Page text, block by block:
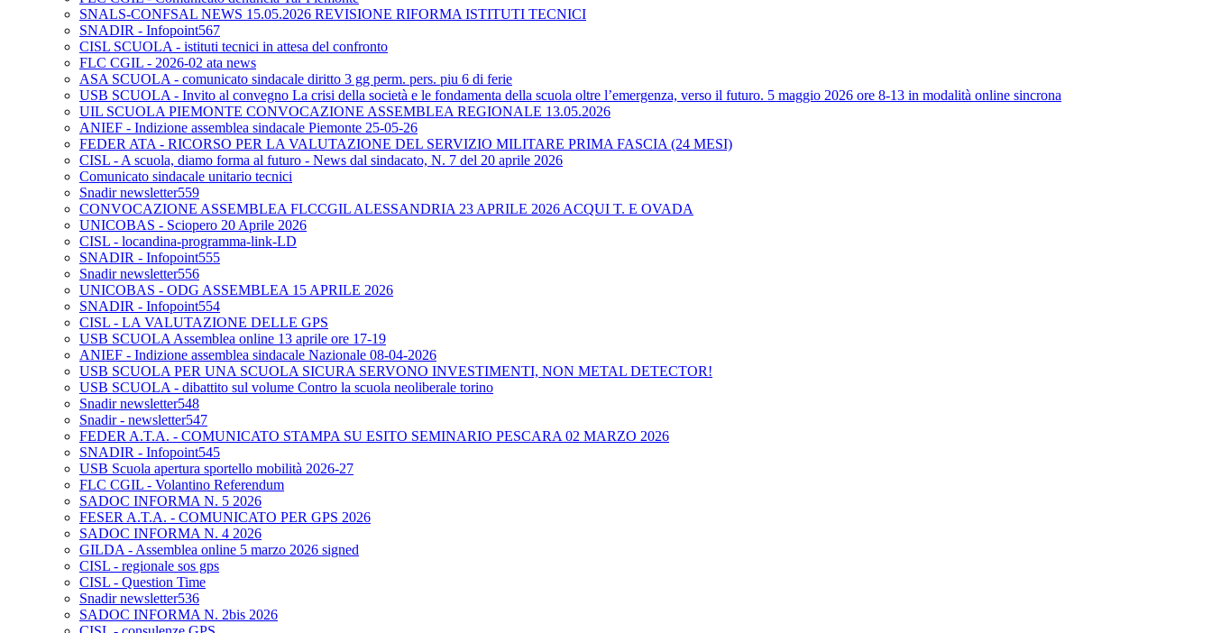
SNALS-CONFSAL NEWS 15.05.2026 REVISIONE RIFORMA ISTITUTI TECNICI
SNADIR - Infopoint567
CISL SCUOLA - istituti tecnici in attesa del confronto
FLC CGIL - 2026-02 ata news
ASA SCUOLA - comunicato sindacale diritto 3 gg perm. pers. piu 6 di ferie
USB SCUOLA - Invito al convegno La crisi della società e le fondamenta della scuola oltre l’emergenza, verso il futuro. 5 maggio 2026 ore 8-13 in modalità online sincrona
UIL SCUOLA PIEMONTE CONVOCAZIONE ASSEMBLEA REGIONALE 13.05.2026
ANIEF - Indizione assemblea sindacale Piemonte 25-05-26
FEDER ATA - RICORSO PER LA VALUTAZIONE DEL SERVIZIO MILITARE PRIMA FASCIA (24 MESI)
CISL - A scuola, diamo forma al futuro - News dal sindacato, N. 7 del 20 aprile 2026
Comunicato sindacale unitario tecnici
Snadir newsletter559
CONVOCAZIONE ASSEMBLEA FLCCGIL ALESSANDRIA 23 APRILE 2026 ACQUI T. E OVADA
UNICOBAS - Sciopero 20 Aprile 2026
CISL - locandina-programma-link-LD
SNADIR - Infopoint555
Snadir newsletter556
UNICOBAS - ODG ASSEMBLEA 15 APRILE 2026
SNADIR - Infopoint554
CISL - LA VALUTAZIONE DELLE GPS
USB SCUOLA Assemblea online 13 aprile ore 17-19
ANIEF - Indizione assemblea sindacale Nazionale 08-04-2026
USB SCUOLA PER UNA SCUOLA SICURA SERVONO INVESTIMENTI, NON METAL DETECTOR!
USB SCUOLA - dibattito sul volume Contro la scuola neoliberale torino
Snadir newsletter548
Snadir - newsletter547
FEDER A.T.A. - COMUNICATO STAMPA SU ESITO SEMINARIO PESCARA 02 MARZO 2026
SNADIR - Infopoint545
USB Scuola apertura sportello mobilità 2026-27
FLC CGIL - Volantino Referendum
SADOC INFORMA N. 5 2026
FESER A.T.A. - COMUNICATO PER GPS 2026
SADOC INFORMA N. 4 2026
GILDA - Assemblea online 5 marzo 2026 signed
CISL - regionale sos gps
CISL - Question Time
Snadir newsletter536
SADOC INFORMA N. 2bis 2026